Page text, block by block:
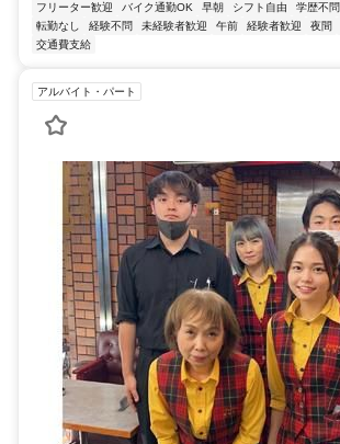
フリーター歓迎
バイク通勤OK 早朝 シフト自由 学歴不問
転勤なし
経験不問 未経験者歓迎 午前 経験者歓迎 夜間
交通費支給
アルバイト・パート